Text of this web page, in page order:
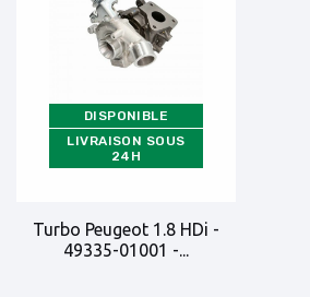
DISPONIBLE
LIVRAISON SOUS
24H
Turbo Peugeot 1.8 HDi -
49335-01001 -...